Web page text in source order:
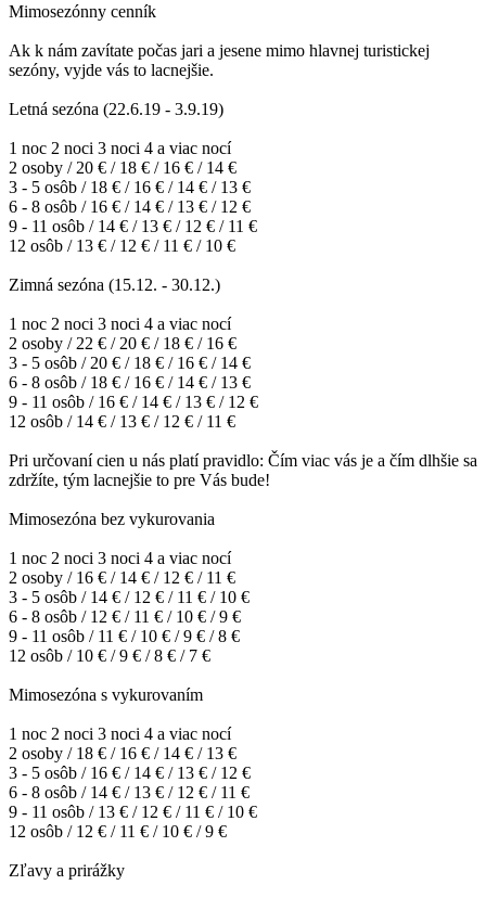
Mimosezónny cenník
Ak k nám zavítate počas jari a jesene mimo hlavnej turistickej
sezóny, vyjde vás to lacnejšie.
Letná sezóna (22.6.19 - 3.9.19)
1 noc 2 noci 3 noci 4 a viac nocí
2 osoby / 20 € / 18 € / 16 € / 14 €
3 - 5 osôb / 18 € / 16 € / 14 € / 13 €
6 - 8 osôb / 16 € / 14 € / 13 € / 12 €
9 - 11 osôb / 14 € / 13 € / 12 € / 11 €
12 osôb / 13 € / 12 € / 11 € / 10 €
Zimná sezóna (15.12. - 30.12.)
1 noc 2 noci 3 noci 4 a viac nocí
2 osoby / 22 € / 20 € / 18 € / 16 €
3 - 5 osôb / 20 € / 18 € / 16 € / 14 €
6 - 8 osôb / 18 € / 16 € / 14 € / 13 €
9 - 11 osôb / 16 € / 14 € / 13 € / 12 €
12 osôb / 14 € / 13 € / 12 € / 11 €
Pri určovaní cien u nás platí pravidlo: Čím viac vás je a čím dlhšie sa
zdržíte, tým lacnejšie to pre Vás bude!
Mimosezóna bez vykurovania
1 noc 2 noci 3 noci 4 a viac nocí
2 osoby / 16 € / 14 € / 12 € / 11 €
3 - 5 osôb / 14 € / 12 € / 11 € / 10 €
6 - 8 osôb / 12 € / 11 € / 10 € / 9 €
9 - 11 osôb / 11 € / 10 € / 9 € / 8 €
12 osôb / 10 € / 9 € / 8 € / 7 €
Mimosezóna s vykurovaním
1 noc 2 noci 3 noci 4 a viac nocí
2 osoby / 18 € / 16 € / 14 € / 13 €
3 - 5 osôb / 16 € / 14 € / 13 € / 12 €
6 - 8 osôb / 14 € / 13 € / 12 € / 11 €
9 - 11 osôb / 13 € / 12 € / 11 € / 10 €
12 osôb / 12 € / 11 € / 10 € / 9 €
Zľavy a prirážky